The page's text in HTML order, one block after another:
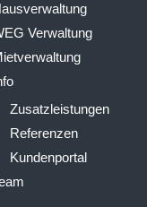
Verwaltung
Zusatzleistungen
Referenzen
Kundenportal